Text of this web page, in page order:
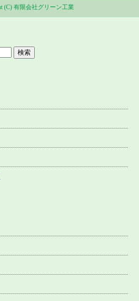
(C) 有限会社グリーン工業